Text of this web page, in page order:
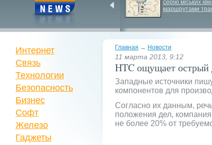
виробництво ракет для
Patriot
серію міських
маршрутами
Главная → Новости
11 марта 2013, 9:12
HTC ощущает острый
Западные источники
компонентов для
Согласно их данным,
положения дел,
не более 20% от
Интернет
Связь
Технологии
Безопасность
Бизнес
Софт
Железо
Гаджеты